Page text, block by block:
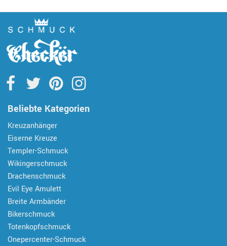
Beliebte Kategorien
Kreuzanhänger
Eiserne Kreuze
Templer-Schmuck
Wikingerschmuck
Drachenschmuck
Evil Eye Amulett
Breite Armbänder
Bikerschmuck
Totenkopfschmuck
Onepercenter-Schmuck